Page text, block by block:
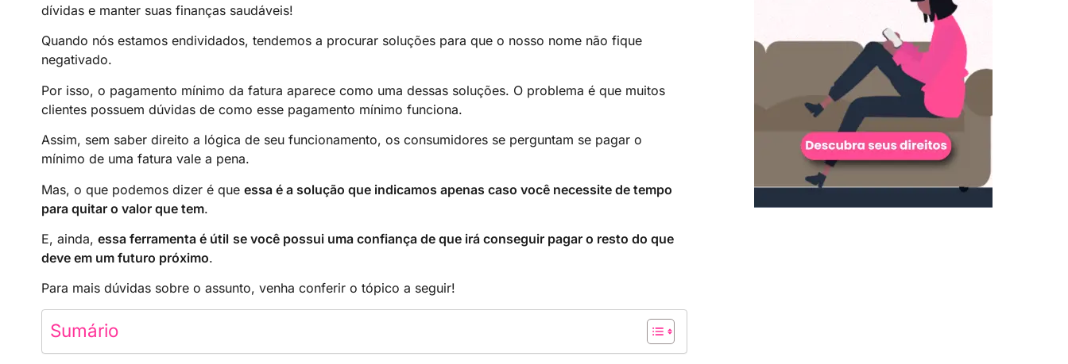
dívidas e manter suas finanças saudáveis!
Quando nós estamos endividados, tendemos a procurar soluções para que o nosso nome não fique
negativado.
Por isso, o pagamento mínimo da fatura aparece como uma dessas soluções. O problema é que muitos
clientes possuem dúvidas de como esse pagamento mínimo funciona.
Assim, sem saber direito a lógica de seu funcionamento, os consumidores se perguntam se pagar o
mínimo de uma fatura vale a pena.
Mas, o que podemos dizer é que essa é a solução que indicamos apenas caso você necessite de tempo
para quitar o valor que tem.
E, ainda, essa ferramenta é útil se você possui uma confiança de que irá conseguir pagar o resto do que
deve em um futuro próximo.
Para mais dúvidas sobre o assunto, venha conferir o tópico a seguir!
Sumário